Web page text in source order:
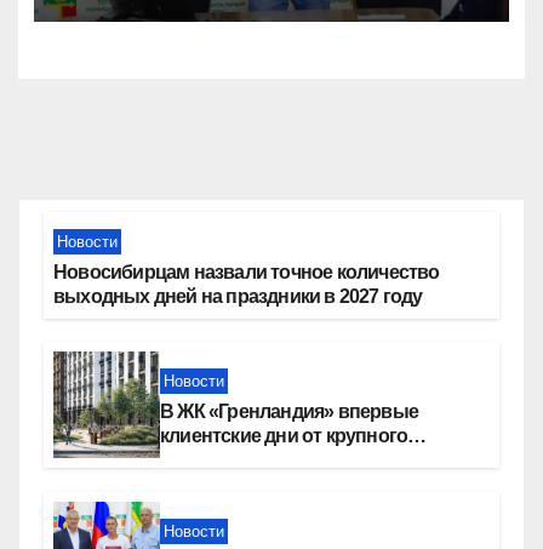
Новости
Новосибирцам назвали точное количество
выходных дней на праздники в 2027 году
Новости
В ЖК «Гренландия» впервые
клиентские дни от крупного
Новости